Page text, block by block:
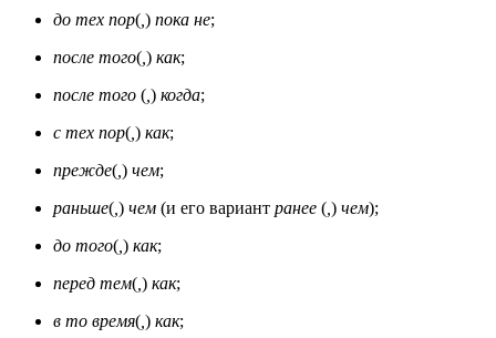
до тех пор( ) пока не;
после того( ) как;
после того ( ) когда;
с тех пор( ) как;
прежде( ) чем;
раньше( ) чем (и его вариант ранее ( ) чем);
до того( ) как;
перед тем( ) как;
в то время( ) как;